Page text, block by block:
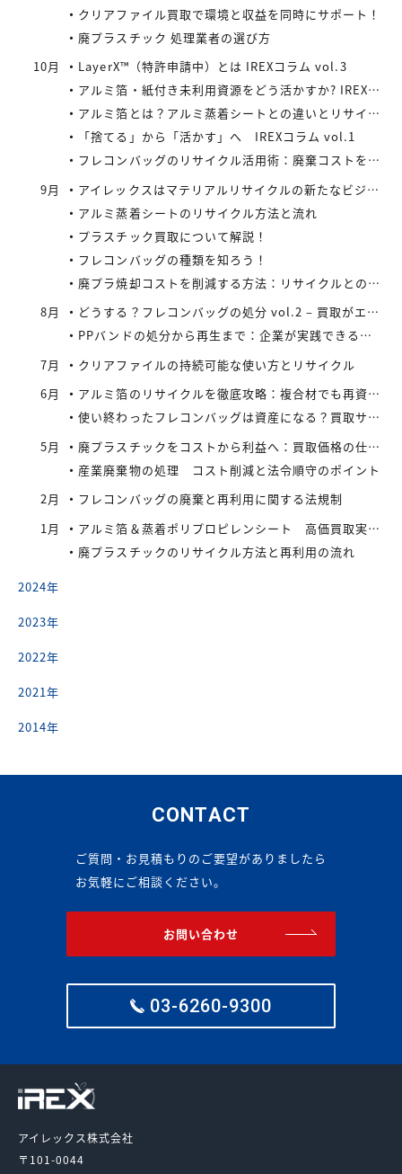
クリアファイル買取で環境と収益を同時にサポート！
廃プラスチック 処理業者の選び方
10月
LayerX™（特許申請中）とは IREXコラム vol.3
アルミ箔・紙付き未利用資源をどう活かすか? IREXコラム vol.2
アルミ箔とは？アルミ蒸着シートとの違いとリサイクルの取り組み
「捨てる」から「活かす」へ IREXコラム vol.1
フレコンバッグのリサイクル活用術：廃棄コストを減らす具体策とは
9月
アイレックスはマテリアルリサイクルの新たなビジネスに着手
アルミ蒸着シートのリサイクル方法と流れ
プラスチック買取について解説！
フレコンバッグの種類を知ろう！
廃プラ焼却コストを削減する方法：リサイクルとの比較で見えてくる最適解
8月
どうする？フレコンバッグの処分 vol.2 – 買取がエコにつながる
PPバンドの処分から再生まで：企業が実践できるコスト効率の高い手法
7月
クリアファイルの持続可能な使い方とリサイクル
6月
アルミ箔のリサイクルを徹底攻略：複合材でも再資源化できる最新手法とアイレックス株式会社の取り組み
使い終わったフレコンバッグは資産になる？買取サービスを活用したリサイクル戦略
5月
廃プラスチックをコストから利益へ：買取価格の仕組みと高値で売るコツ
産業廃棄物の処理 コスト削減と法令順守のポイント
2月
フレコンバッグの廃棄と再利用に関する法規制
1月
アルミ箔＆蒸着ポリプロピレンシート 高価買取実施中
廃プラスチックのリサイクル方法と再利用の流れ
2024年
2023年
2022年
2021年
2014年
CONTACT
ご質問・お見積もりのご要望がありましたら
お気軽にご相談ください。
お問い合わせ
03-6260-9300
アイレックス株式会社
〒101-0044